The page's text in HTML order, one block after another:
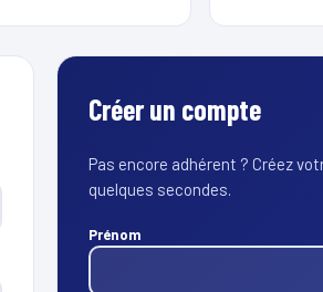
Créer un compte
Pas encore adhérent ? Créez
quelques secondes.
Prénom